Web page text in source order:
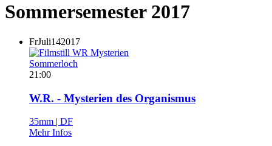
Sommersemester 2017
FrJuli142017
Sommerloch
21:00
W.R. - Mysterien des Organismus
35mm | DF
Mehr Infos